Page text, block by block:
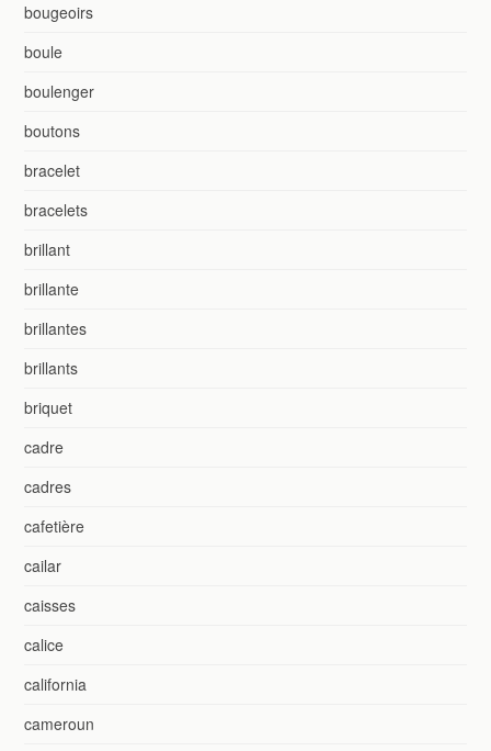
bougeoirs
boule
boulenger
boutons
bracelet
bracelets
brillant
brillante
brillantes
brillants
briquet
cadre
cadres
cafetière
cailar
caisses
calice
california
cameroun